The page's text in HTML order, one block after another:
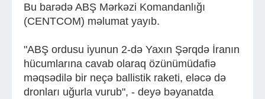
Bu barədə ABŞ Mərkəzi Komandanlığı
(CENTCOM) məlumat yayıb.
"ABŞ ordusu iyunun 2-də Yaxın Şərqdə İranın
hücumlarına cavab olaraq özünümüdafiə
məqsədilə bir neçə ballistik raketi, eləcə də
dronları uğurla vurub", - deyə bəyanatda